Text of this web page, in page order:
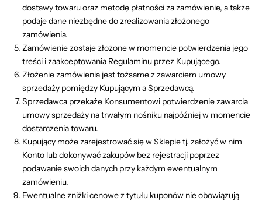
dostawy towaru oraz metodę płatności za zamówienie, a także
podaje dane niezbędne do zrealizowania złożonego
zamówienia.
Zamówienie zostaje złożone w momencie potwierdzenia jego
treści i zaakceptowania Regulaminu przez Kupującego.
Złożenie zamówienia jest tożsame z zawarciem umowy
sprzedaży pomiędzy Kupującym a Sprzedawcą.
Sprzedawca przekaże Konsumentowi potwierdzenie zawarcia
umowy sprzedaży na trwałym nośniku najpóźniej w momencie
dostarczenia towaru.
Kupujący może zarejestrować się w Sklepie tj. założyć w nim
Konto lub dokonywać zakupów bez rejestracji poprzez
podawanie swoich danych przy każdym ewentualnym
zamówieniu.
Ewentualne zniżki cenowe z tytułu kuponów nie obowiązują